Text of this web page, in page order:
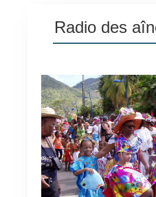
Radio des